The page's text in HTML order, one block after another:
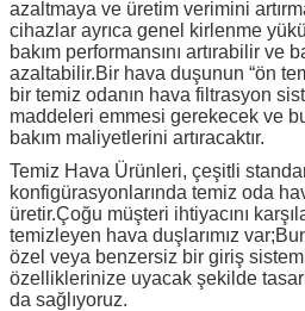
azaltmaya ve üretim verimini
cihazlar ayrıca genel kirlenme
bakım performansını artırabilir ve
azaltabilir.Bir hava duşunun “ön
bir temiz odanın hava filtrasyon
maddeleri emmesi gerekecek ve
bakım maliyetlerini artıracaktır.
Temiz Hava Ürünleri, çeşitli
konfigürasyonlarında temiz oda
üretir.Çoğu müşteri ihtiyacını
temizleyen hava duşlarımız
özel veya benzersiz bir giriş
özelliklerinize uyacak şekilde
da sağlıyoruz.